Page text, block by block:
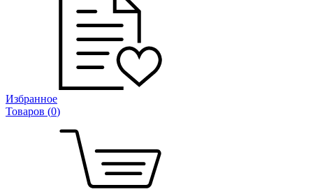
Избранное
Товаров (0)